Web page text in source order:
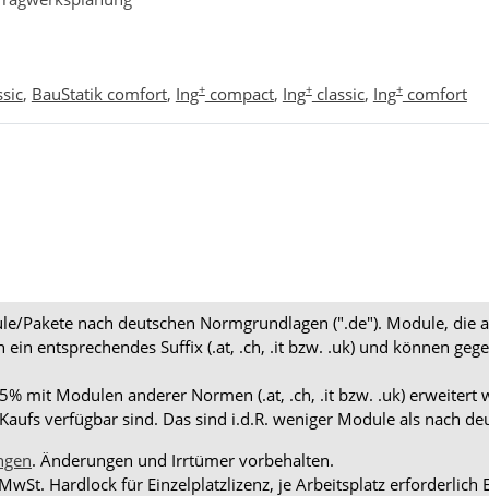
, BauStatik comfort, Ing+compact, Ing+classic, Ing+comfort
Pakete nach deutschen Normgrundlagen (".de"). Module, die
entsprechendes Suffix (.at, .ch, .it bzw. .uk) und können
mit Modulen anderer Normen (.at, .ch, .it bzw. .uk) erweitert
verfügbar sind. Das sind i.d.R. weniger Module als nach
. Änderungen und Irrtümer vorbehalten.
Hardlock für Einzelplatzlizenz, je Arbeitsplatz erforderlich